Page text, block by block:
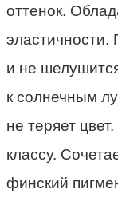
оттенок.
эластичности.
и не
к солнечным
не теряет
классу.
финский